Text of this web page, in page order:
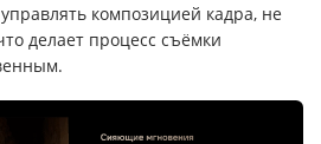
композицией кадра, не
делает процесс съёмки